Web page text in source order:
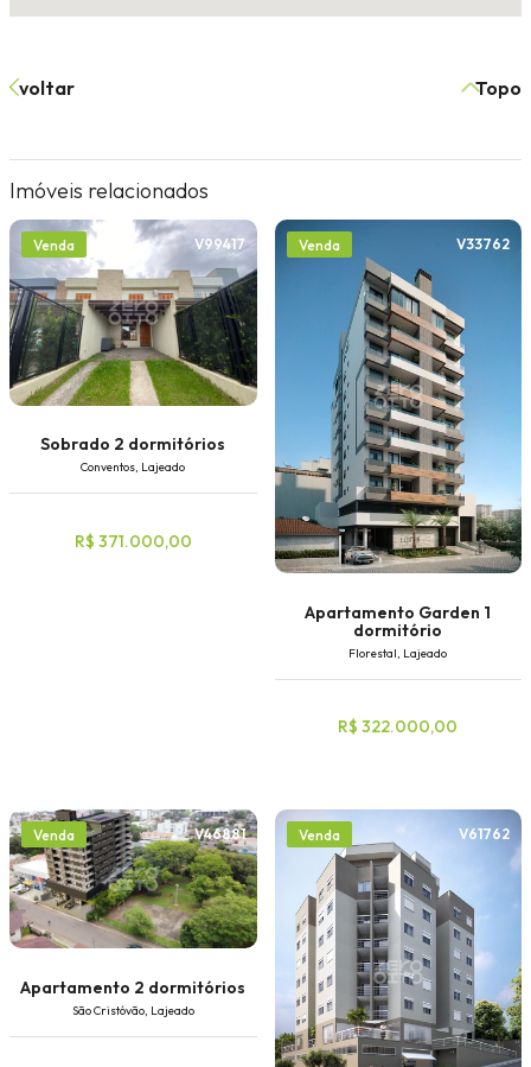
voltar Topo
Imóveis relacionados
Venda V99417
Sobrado 2 dormitórios
Conventos, Lajeado
R$ 371.000,00
Venda V33762
Apartamento Garden 1
dormitório
Florestal, Lajeado
R$ 322.000,00
Venda V46881
Apartamento 2 dormitórios
São Cristóvão, Lajeado
Venda V61762